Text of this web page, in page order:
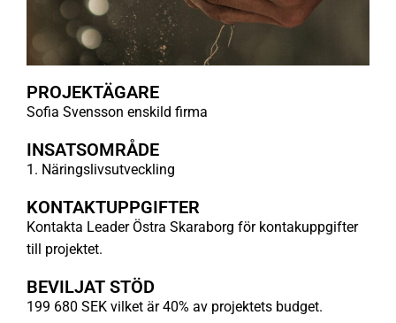
PROJEKTÄGARE
Sofia Svensson enskild firma
INSATSOMRÅDE
1. Näringslivsutveckling
KONTAKTUPPGIFTER
Kontakta Leader Östra Skaraborg för kontakuppgifter
till projektet.
BEVILJAT STÖD
199 680 SEK vilket är 40% av projektets budget.